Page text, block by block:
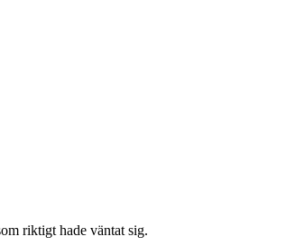
riktigt hade väntat sig.